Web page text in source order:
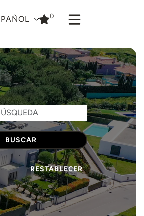
0
BUSCAR
RESTABLECER